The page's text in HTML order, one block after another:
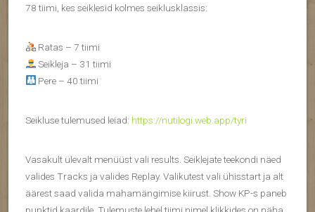
78 tiimi, kes seiklesid kolmes seiklusklassis:
Ratas – 7 tiimi
Seikleja – 31 tiimi
Pere – 40 tiimi
Seikluse tulemused leiad: https://nutilogi.web.app/tyri
Vasakult ülevalt menüüst vali results. Seiklejate teekondi näed
valides Tracks ja valides Replay. Valikutest vali ühisstart ja alt
äärest saad valida mahamängimise kiirust. Show KP-s paneb
punktid kaardile. Tulemuste lehel tiimi nimel klikkides on näha